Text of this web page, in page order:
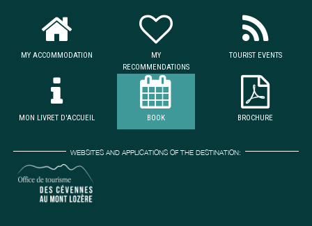
MY ACCOMMODATION
MY
RECOMMENDATIONS
TOURIST EVENTS
MON LIVRET D'ACCUEIL BOOK BROCHURE
WEBSITES AND APPLICATIONS OF THE DESTINATION: